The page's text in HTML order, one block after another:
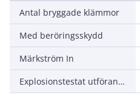
Antal bryggade klämmor
Med beröringsskydd
Märkström In
Explosionstestat utförande Ex-e